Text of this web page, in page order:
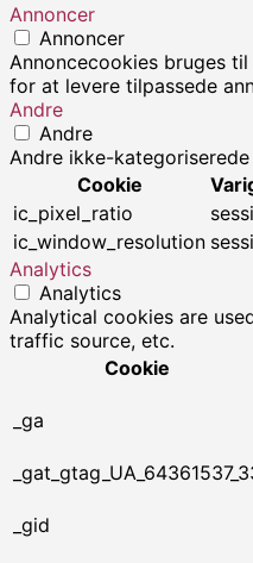
Annoncer
Annoncer
Annoncecookies bruges
for at levere tilpassede
Andre
Andre
Andre ikke-
Cookie
ic_pixel_ratio
ic_window_resolution
Analytics
Analytics
Analytical cookies are
traffic source, etc.
Cookie
_ga
_gid